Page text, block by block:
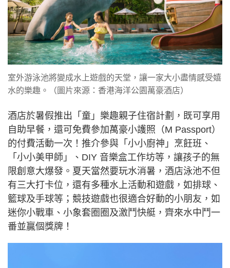
室外游泳池將變成水上遊戲的天堂，讓一家大小盡情感受嬉
水的樂趣。（圖片來源：香港海洋公園萬豪酒店）
酒店於暑假推出「童」樂趣親子住宿計劃，既可享用
自助早餐，還可免費參加萬豪小護照（M Passport）
的付費活動一次！推介參與「小小廚神」烹飪班、
「小小美甲師」、DIY 音樂盒工作坊等，讓孩子的無
限創意大爆發。夏天當然要玩水消暑，酒店泳池不但
有三大打卡位，還有多種水上活動和遊戲，如排球、
籃球及手球等；競技遊戲也很適合好動的小朋友，如
迷你小戰車、小象套圈圈及激鬥快艇，齊來水中鬥一
番並贏個獎牌！